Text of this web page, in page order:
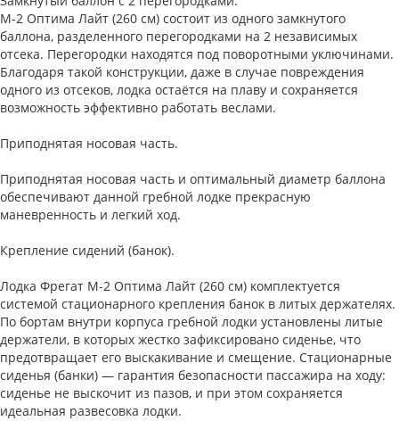
М-2 Оптима Лайт (260 см) состоит из одного замкнутого
баллона, разделенного перегородками на 2 независимых
отсека. Перегородки находятся под поворотными уключинами.
Благодаря такой конструкции, даже в случае повреждения
одного из отсеков, лодка остаётся на плаву и сохраняется
возможность эффективно работать веслами.
Приподнятая носовая часть.
Приподнятая носовая часть и оптимальный диаметр баллона
обеспечивают данной гребной лодке прекрасную
маневренность и легкий ход.
Крепление сидений (банок).
Лодка Фрегат М-2 Оптима Лайт (260 см) комплектуется
системой стационарного крепления банок в литых держателях.
По бортам внутри корпуса гребной лодки установлены литые
держатели, в которых жестко зафиксировано сиденье, что
предотвращает его выскакивание и смещение. Стационарные
сиденья (банки) — гарантия безопасности пассажира на ходу:
сиденье не выскочит из пазов, и при этом сохраняется
идеальная развесовка лодки.